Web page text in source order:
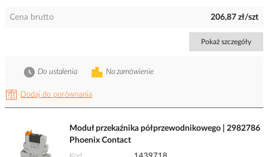
Cena brutto 206,87 zł/szt
Pokaż szczegóły
Dodaj do porównania
Na zamówienie
Do ustalenia
Moduł przekaźnika półprzewodnikowego | 2982786
Phoenix Contact